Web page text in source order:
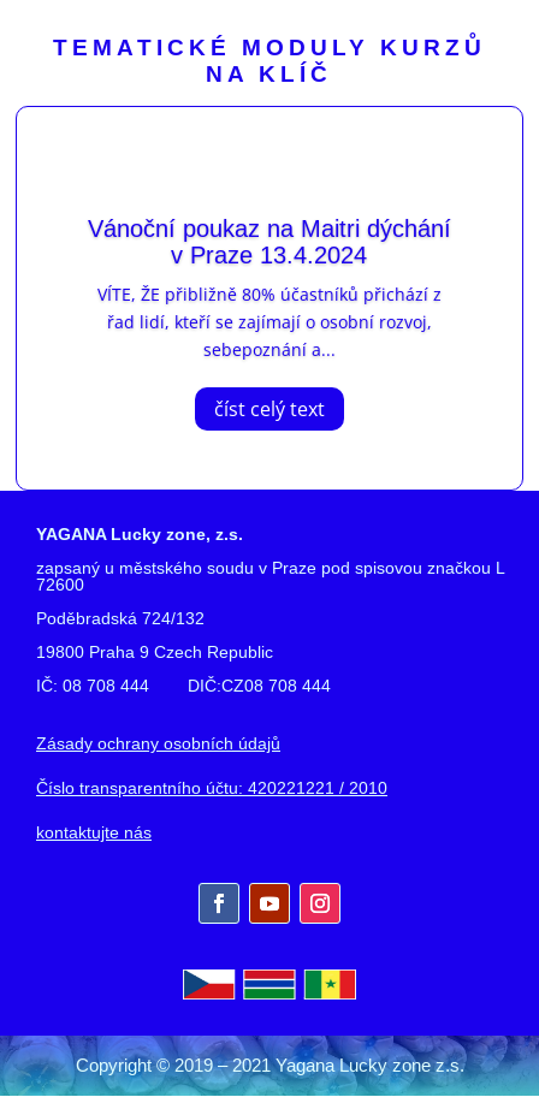
TEMATICKÉ MODULY KURZŮ
NA KLÍČ
Vánoční poukaz na Maitri dýchání
v Praze 13.4.2024
VÍTE, ŽE přibližně 80% účastníků přichází z
řad lidí, kteří se zajímají o osobní rozvoj,
sebepoznání a...
číst celý text
YAGANA Lucky zone, z.s.
zapsaný u městského soudu v Praze pod spisovou značkou L
72600
Poděbradská 724/132
19800 Praha 9 Czech Republic
IČ: 08 708 444 DIČ:CZ08 708 444
Zásady ochrany osobních údajů
Číslo transparentního účtu: 420221221 / 2010
kontaktujte nás
Copyright © 2019 – 2021 Yagana Lucky zone z.s.